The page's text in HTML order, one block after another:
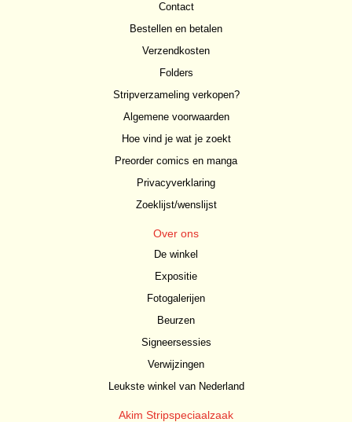
Contact
Bestellen en betalen
Verzendkosten
Folders
Stripverzameling verkopen?
Algemene voorwaarden
Hoe vind je wat je zoekt
Preorder comics en manga
Privacyverklaring
Zoeklijst/wenslijst
Over ons
De winkel
Expositie
Fotogalerijen
Beurzen
Signeersessies
Verwijzingen
Leukste winkel van Nederland
Akim Stripspeciaalzaak